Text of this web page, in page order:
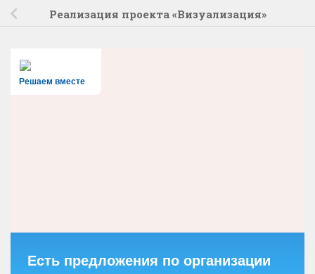
Реализация проекта «Визуализация»
Решаем вместе
Есть предложения по организации